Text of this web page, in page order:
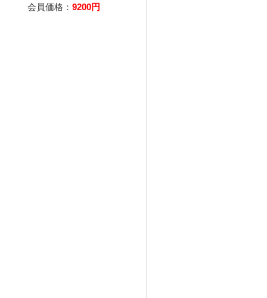
会員価格： 9200円